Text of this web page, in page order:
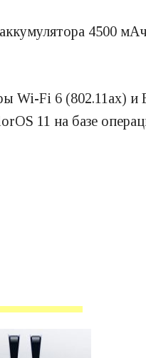
4500
Fi 6 (802.11ax) и
11 на базе